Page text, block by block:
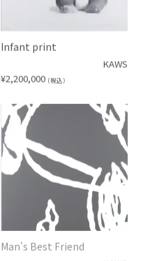
Infant print
KAWS
¥2,200,000 （税込）
Man's Best Friend
KAWS